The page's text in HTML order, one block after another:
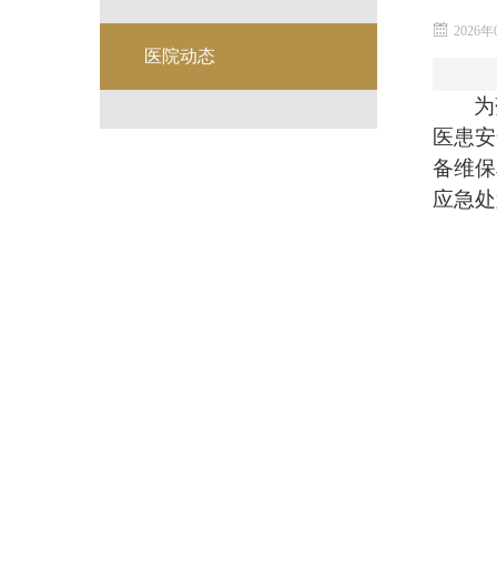
医院动态
2026
医患
备维
应急